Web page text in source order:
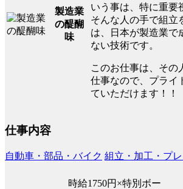
製造業
の醍醐
味
いう事は、特に重要
そんな人の手で組立
は、日本が製造業で
ない技術です。
このお仕事は、その
仕事なので、プライ
ていただけます！！
仕事内容
自動車・部品・バイク 組立・加工・プ
時給1750円×特別ボー